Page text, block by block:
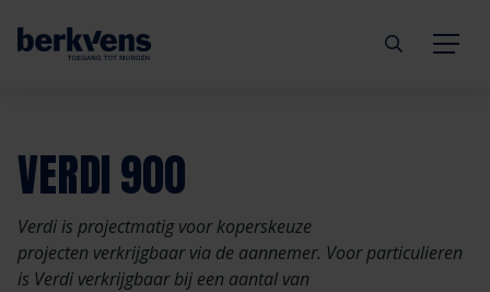
Deuren
Kozijnen
Eengezinswoning
Meergezinswoning
Aannemer
Architect
Inbraakwerend
Brandwerend
mijndeur.nl
Webshop
Blog
Organisatie
VERDI 900
Verdi is projectmatig voor koperskeuze
projecten verkrijgbaar via de aannemer. Voor particulieren
is Verdi verkrijgbaar bij een aantal van